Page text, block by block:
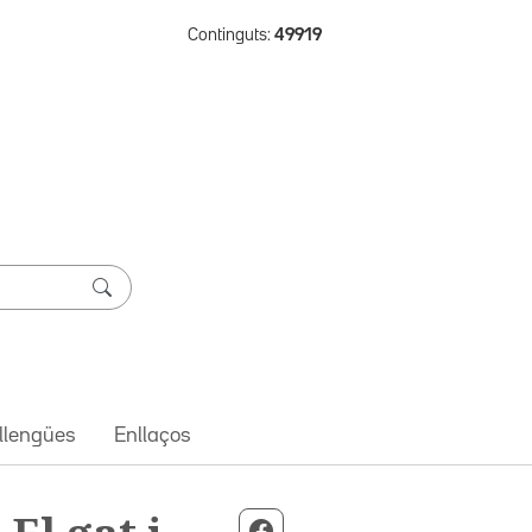
Continguts: 49919
Enllaços